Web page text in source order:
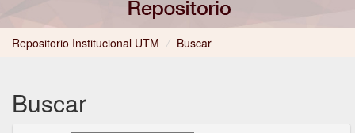
Repositorio Institucional UTM / Buscar
Buscar